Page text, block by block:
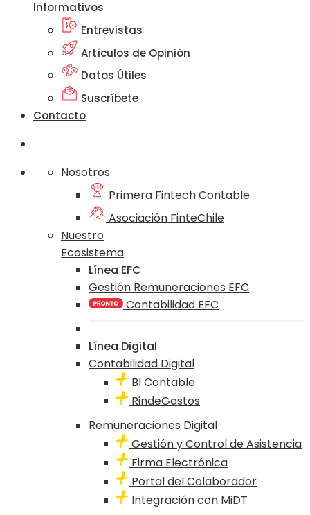
Informativos
Entrevistas
Artículos de Opinión
Datos Útiles
Suscríbete
Contacto
Nosotros
Primera Fintech Contable
Asociación FinteChile
Nuestro
Ecosistema
Línea EFC
Gestión Remuneraciones EFC
Contabilidad EFC
Línea Digital
Contabilidad Digital
BI Contable
RindeGastos
Remuneraciones Digital
Gestión y Control de Asistencia
Firma Electrónica
Portal del Colaborador
Integración con MiDT